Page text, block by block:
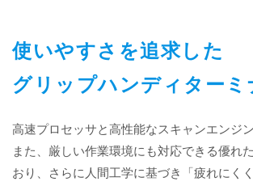
使いやすさを追求した
グリップハンディターミ
高速プロセッサと高性能なスキャンエンジン
また、厳しい作業環境にも対応できる優れ
おり、さらに人間工学に基づき「疲れにく